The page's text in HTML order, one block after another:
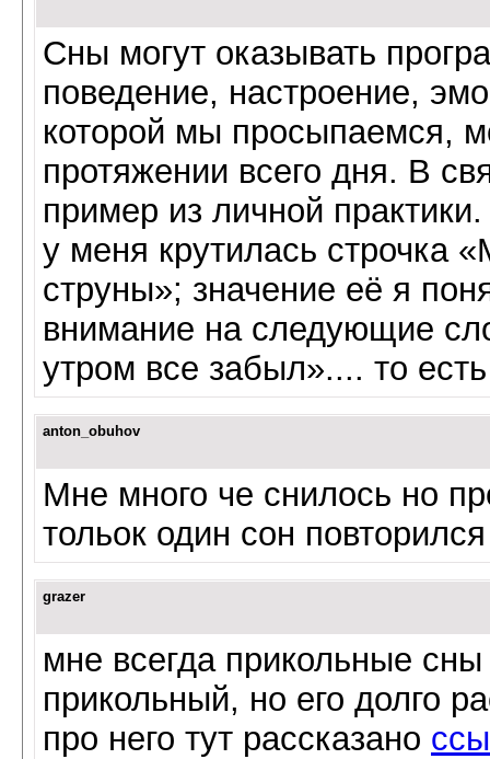
Сны могут оказывать
поведение, настроение,
которой мы просыпаемся,
протяжении всего дня. В
пример из личной
у меня крутилась строчка
струны»; значение её я
внимание на следующие
утром все забыл».... то
anton_obuhov
Мне много че снилось но
тольок один сон
grazer
мне всегда прикольные
прикольный, но его долго
про него тут рассказано